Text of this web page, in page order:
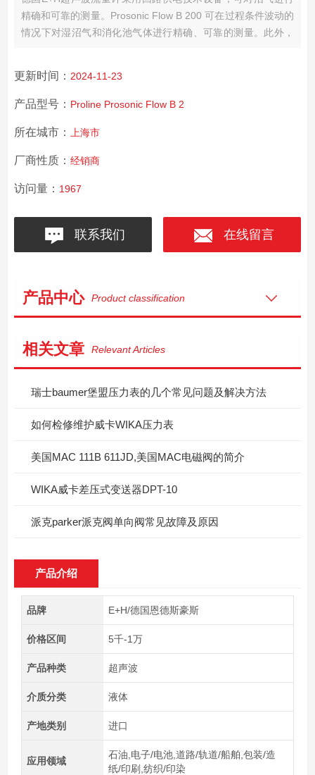
精确和可靠的测量。 Prosonic Flow B 200 可在过程条件波动的
情况下对湿沼气和消化池气体进行精确、可靠的测量。此外，
还能够对气体的质量进行持续的监测。
更新时间： 2024-11-23
产品型号： Proline Prosonic Flow B 2
所在城市： 上海市
厂商性质： 经销商
访问量： 1967
联系我们 在线留言
产品中心 Product classification
相关文章 Relevant Articles
瑞士baumer堡盟压力表的几个常见问题及解决方法
如何检修维护威卡WIKA压力表
美国MAC 111B 611JD,美国MAC电磁阀的简介
WIKA威卡差压式变送器DPT-10
派克parker派克阀单向阀常见故障及原因
产品介绍
品牌 E+H/德国恩德斯豪斯
价格区间 5千-1万
产品种类 超声波
介质分类 液体
产地类别 进口
应用领域
石油,电子/电池,道路/轨道/船舶,包装/造
纸/印刷,纺织/印染